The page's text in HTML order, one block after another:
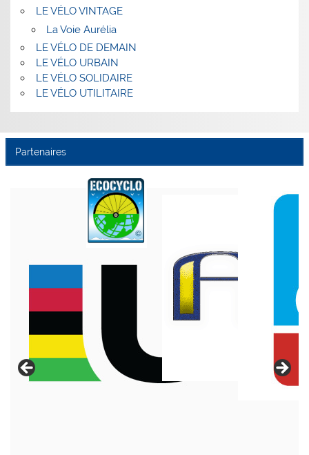
LE VÉLO VINTAGE
La Voie Aurélia
LE VÉLO DE DEMAIN
LE VÉLO URBAIN
LE VÉLO SOLIDAIRE
LE VÉLO UTILITAIRE
Partenaires